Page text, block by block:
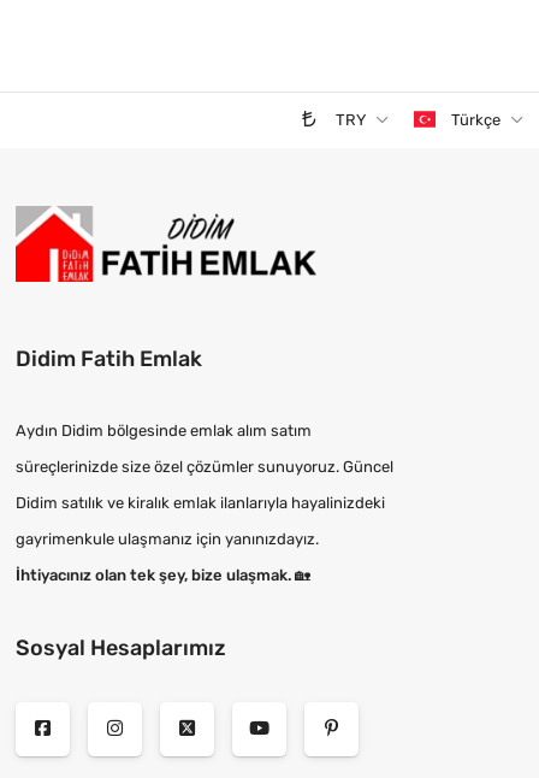
TRY Türkçe
Didim Fatih Emlak
Aydın Didim bölgesinde emlak alım satım
süreçlerinizde size özel çözümler sunuyoruz. Güncel
Didim satılık ve kiralık emlak ilanlarıyla hayalinizdeki
gayrimenkule ulaşmanız için yanınızdayız.
İhtiyacınız olan tek şey, bize ulaşmak. 🏡
Sosyal Hesaplarımız